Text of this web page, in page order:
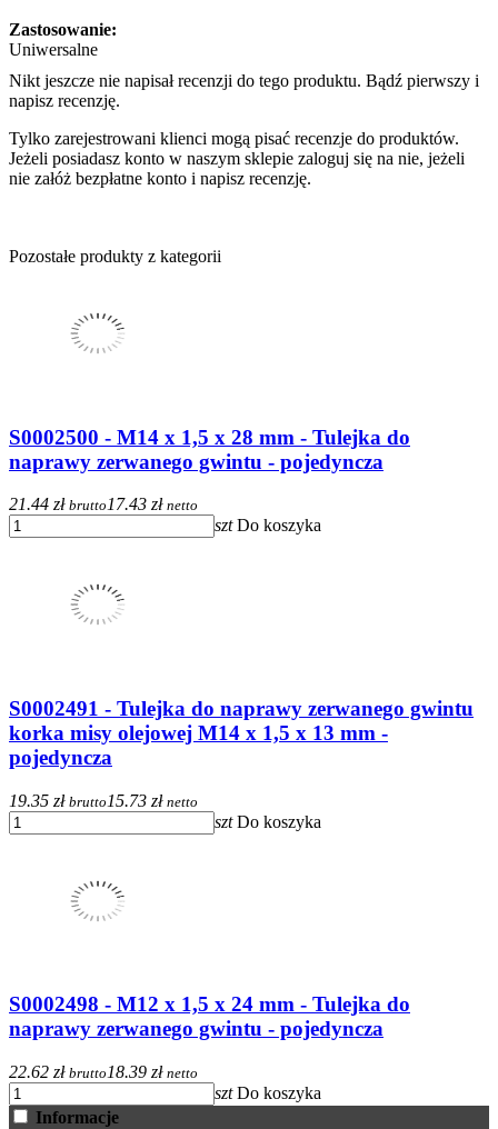
Zastosowanie:
Uniwersalne
Nikt jeszcze nie napisał recenzji do tego produktu. Bądź pierwszy i
napisz recenzję.
Tylko zarejestrowani klienci mogą pisać recenzje do produktów.
Jeżeli posiadasz konto w naszym sklepie zaloguj się na nie, jeżeli
nie załóż bezpłatne konto i napisz recenzję.
Pozostałe produkty z kategorii
S0002500 - M14 x 1,5 x 28 mm - Tulejka do
naprawy zerwanego gwintu - pojedyncza
21.44 zł brutto 17.43 zł netto
szt Do koszyka
S0002491 - Tulejka do naprawy zerwanego gwintu
korka misy olejowej M14 x 1,5 x 13 mm -
pojedyncza
19.35 zł brutto 15.73 zł netto
szt Do koszyka
S0002498 - M12 x 1,5 x 24 mm - Tulejka do
naprawy zerwanego gwintu - pojedyncza
22.62 zł brutto 18.39 zł netto
szt Do koszyka
Informacje